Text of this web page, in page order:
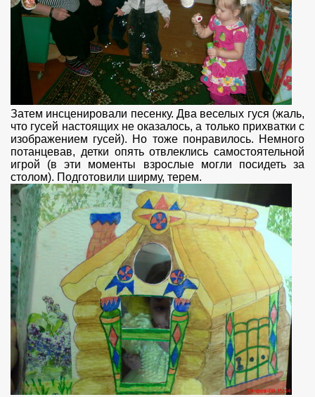
Затем инсценировали песенку. Два веселых гуся (жаль,
что гусей настоящих не оказалось, а только прихватки с
изображением гусей). Но тоже понравилось. Немного
потанцевав, детки опять отвлеклись самостоятельной
игрой (в эти моменты взрослые могли посидеть за
столом). Подготовили ширму, терем.